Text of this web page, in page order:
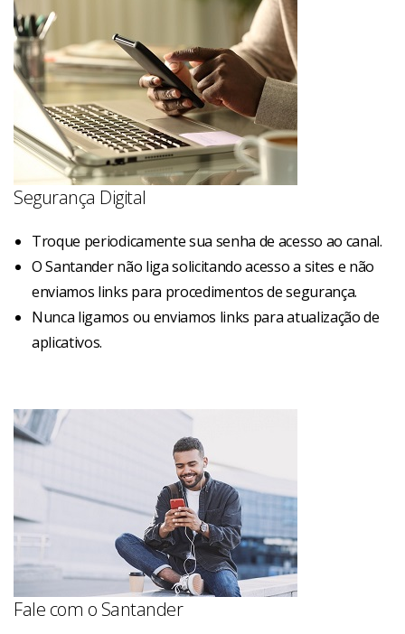
Segurança Digital
Troque periodicamente sua senha de acesso ao canal.
O Santander não liga solicitando acesso a sites e não
enviamos links para procedimentos de segurança.
Nunca ligamos ou enviamos links para atualização de
aplicativos.
Fale com o Santander